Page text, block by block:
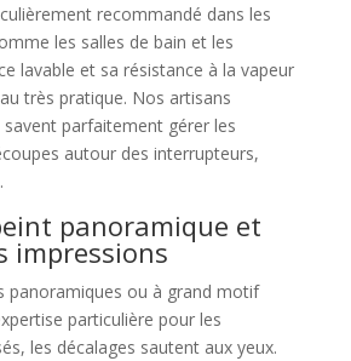
recommandé dans les
les salles de bain et les
lavable et sa résistance à la vapeur
très pratique. Nos artisans
parfaitement gérer les
autour des interrupteurs,
panoramique et
impressions
panoramiques ou à grand motif
particulière pour les
les décalages sautent aux yeux.